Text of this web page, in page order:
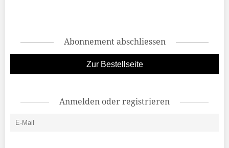
Abonnement abschliessen
Zur Bestellseite
Anmelden oder registrieren